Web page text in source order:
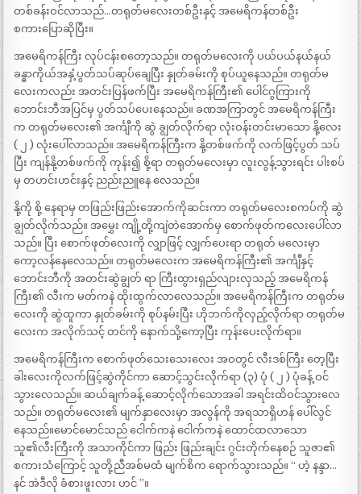
တစ်ခန်းဝင်လာသည်…တရုတ်မလေးတစ်ဦးနှင့် အမေရိကန်တစ်ဦး
စကားပြောဆိုပြီး။
အမေရိကန်ကြီး လုပ်ငန်းစတော့သည်။ တရုတ်မလေးကို ပယ်ပယ်နယ်နယ်
ခန္ဓာကိုယ်အနှံ့ပွတ်သပ်ဆုပ်ချေပြီး နှုတ်ခမ်းကို စုပ်ယူနေသည်။ တရုတ်မ
လေးကလည်း အတင်းပြန်ဖက်ပြီး အမေရိကန်ကြီး၏ ပေါင်ဂွကြားကို
ဘောင်းဘီအပြင်မှ ပွတ်သပ်ပေးနေသည်။ ခဏအကြာတွင် အမေရိကန်ကြီး
က တရုတ်မလေး၏ အင်္ကျီကို ဆွဲ ချွတ်လိုက်ရာ လုံးဝန်းတင်းမာသော နို့လေး
( ၂ ) လုံးပေါ်လာသည်။ အမေရိကန်ကြီးက နို့တစ်ဖက်ကို လက်ဖြင့်ပွတ် သပ်
ပြီး ကျန်နို့တစ်ဖက်ကို ကုန်း၍ စို့ရာ တရုတ်မလေးမှာ လူးလွန့်သွားရင်း ပါးစပ်
မှ တဟင်းဟင်းနှင့် ညည်းညူနေ လေသည်။
နို့ကို စို့ နေရာမှ တဖြည်းဖြည်းအောက်ကိုဆင်းကာ တရုတ်မလေးစကပ်ကို ဆွဲ
ချွတ်လိုက်သည်။ အမွှေး ကျို့တို့ကျဲတဲအောက်မှ စောက်ဖုတ်ကလေးပေါ်လာ
သည်။ ပြီး စောက်ဖုတ်လေးကို လျှာဖြင့် လျှက်ပေးရာ တရုတ် မလေးမှာ
ကော့လန်နေလေသည်။ တရုတ်မလေးက အမေရိကန်ကြီး၏ အင်္ကျီနှင့်
ဘောင်းဘီကို အတင်းဆွဲချွတ် ရာ ကြီးထွားရှည်လျားလှသည့် အမေရိကန်
ကြီး၏ လီးက မတ်ကနဲ ထိုးထွက်လာလေသည်။ အမေရိကန်ကြီးက တရုတ်မ
လေးကို ဆွဲထူကာ နှုတ်ခမ်းကို စုပ်နမ်းပြီး ဟိုဘက်ကိုလှည့်လိုက်ရာ တရုတ်မ
လေးက အလိုက်သင့် တင်ကို နောက်သို့ကော့ပြီး ကုန်းပေးလိုက်ရာ။
အမေရိကန်ကြီးက စောက်ဖုတ်သေးသေးလေး အဝတွင် လီးဒစ်ကြီး တေ့ပြီး
ခါးလေးကိုလက်ဖြင့်ဆွဲကိုင်ကာ ဆောင့်သွင်းလိုက်ရာ (၃) ပုံ ( ၂ ) ပုံခန့် ဝင်
သွားလေသည်။ ဆယ်ချက်ခန့် ဆောင့်လိုက်သောအခါ အရင်းထိဝင်သွားလေ
သည်။ တရုတ်မလေး၏ မျက်နှာလေးမှာ အလွန်ကို အရသာရှိဟန် ပေါ်လွင်
နေသည်။မောင်မောင်သည် ငေါက်ကနဲ ငေါက်ကနဲ ထောင်ထလာသော
သူ၏လီးကြီးကို အသာကိုင်ကာ ဖြည်း ဖြည်းချင်း ဂွင်းတိုက်နေစဉ် သူဇာ၏
စကားသံကြောင့် သူတို့ညီအစ်မထံ မျက်စိက ရောက်သွားသည်။ “ ဟဲ့ နန္ဒာ…
နင် အဲဒီလို ခံစားဖူးလား ဟင် ”။